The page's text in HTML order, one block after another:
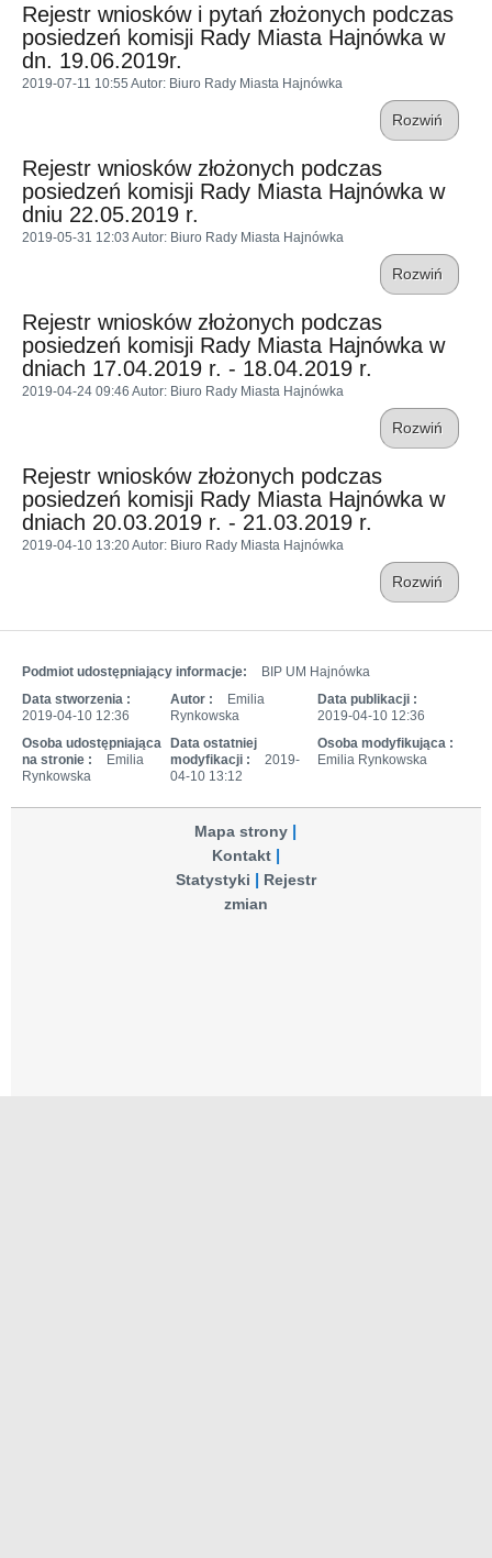
Rejestr wniosków i pytań złożonych podczas
posiedzeń komisji Rady Miasta Hajnówka w
dn. 19.06.2019r.
2019-07-11 10:55 Autor: Biuro Rady Miasta Hajnówka
Rozwiń
Rejestr wniosków złożonych podczas
posiedzeń komisji Rady Miasta Hajnówka w
dniu 22.05.2019 r.
2019-05-31 12:03 Autor: Biuro Rady Miasta Hajnówka
Rozwiń
Rejestr wniosków złożonych podczas
posiedzeń komisji Rady Miasta Hajnówka w
dniach 17.04.2019 r. - 18.04.2019 r.
2019-04-24 09:46 Autor: Biuro Rady Miasta Hajnówka
Rozwiń
Rejestr wniosków złożonych podczas
posiedzeń komisji Rady Miasta Hajnówka w
dniach 20.03.2019 r. - 21.03.2019 r.
2019-04-10 13:20Autor: Biuro Rady Miasta Hajnówka
Rozwiń
Podmiot udostępniający informacje:
BIP UM Hajnówka
Data stworzenia :
2019-04-10 12:36
Autor :
Emilia
Rynkowska
Data publikacji :
2019-04-10 12:36
Osoba udostępniająca
na stronie :
Emilia
Rynkowska
Data ostatniej
modyfikacji :
2019-
04-10 13:12
Osoba modyfikująca :
Emilia Rynkowska
Mapa strony
Kontakt
Statystyki
Rejestr
zmian